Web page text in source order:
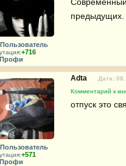
Пользователь
+716
Профи
предыдущих.
Пользователь
+571
Профи
Adta
Дата:
Комментарий к
отпуск это